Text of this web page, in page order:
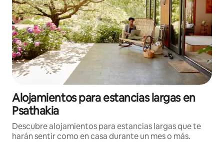
Alojamientos para estancias largas en
Psathakia
Descubre alojamientos para estancias largas que te
harán sentir como en casa durante un mes o más.